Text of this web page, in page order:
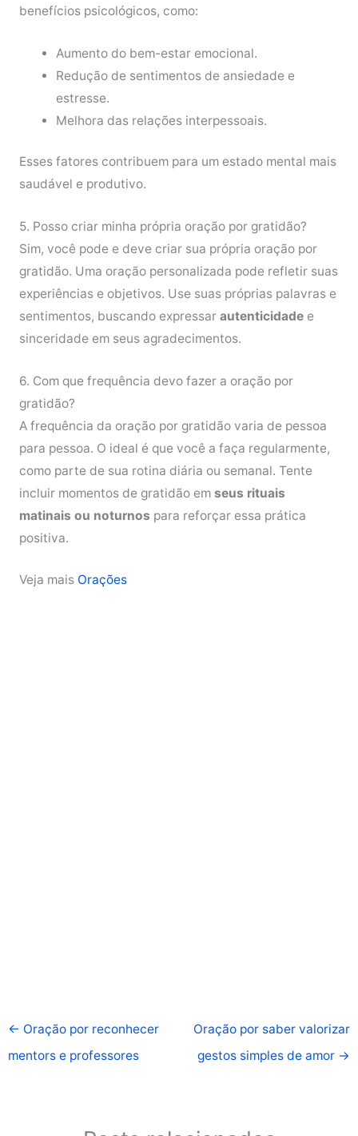
benefícios psicológicos, como:
Aumento do bem-estar emocional.
Redução de sentimentos de ansiedade e
estresse.
Melhora das relações interpessoais.
Esses fatores contribuem para um estado mental mais
saudável e produtivo.
5. Posso criar minha própria oração por gratidão?
Sim, você pode e deve criar sua própria oração por
gratidão. Uma oração personalizada pode refletir suas
experiências e objetivos. Use suas próprias palavras e
sentimentos, buscando expressar autenticidadee
sinceridade em seus agradecimentos.
6. Com que frequência devo fazer a oração por
gratidão?
A frequência da oração por gratidão varia de pessoa
para pessoa. O ideal é que você a faça regularmente,
como parte de sua rotina diária ou semanal. Tente
incluir momentos de gratidão em seus rituais
matinais ou noturnos para reforçar essa prática
positiva.
Veja mais Orações
← Oração por reconhecer
mentors e professores
Oração por saber valorizar
gestos simples de amor →